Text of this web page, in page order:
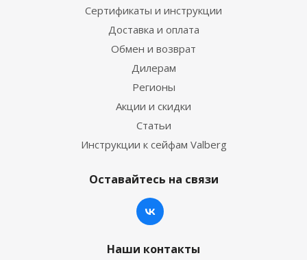
Сертификаты и инструкции
Доставка и оплата
Обмен и возврат
Дилерам
Регионы
Акции и скидки
Статьи
Инструкции к сейфам Valberg
Оставайтесь на связи
Наши контакты